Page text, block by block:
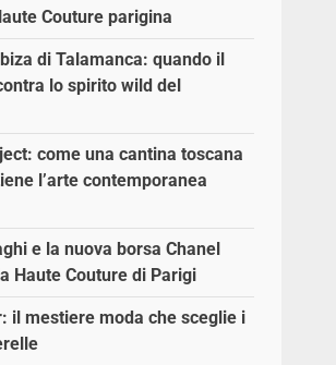
Couture parigina
di Talamanca: quando il
lo spirito wild del
come una cantina toscana
l’arte contemporanea
e la nuova borsa Chanel
Haute Couture di Parigi
il mestiere moda che sceglie i